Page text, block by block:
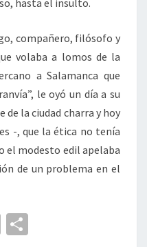
hasta el insulto.
compañero, filósofo y
volaba a lomos de la
a Salamanca que
le oyó un día a su
de la ciudad charra y hoy
-, que la ética no tenía
el modesto edil apelaba
de un problema en el
Pr